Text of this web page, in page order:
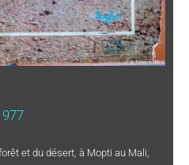
et du désert, à Mopti au Mali,